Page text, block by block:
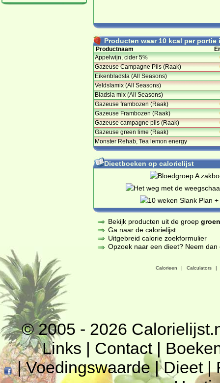
Producten waar 10 kcal per portie
Productnaam
Appelwijn, cider 5%
Gazeuse Campagne Pils (Raak)
Eikenbladsla (All Seasons)
Veldslamix (All Seasons)
Bladsla mix (All Seasons)
Gazeuse frambozen (Raak)
Gazeuse Frambozen (Raak)
Gazeuse campagne pils (Raak)
Gazeuse green lime (Raak)
Monster Rehab, Tea lemon energy
Dieetboeken op calorielijst
Bekijk producten uit de groep
Ga naar de calorielijst
Uitgebreid calorie zoekformulier
Opzoek naar een dieet? Neem
Calorieen | Calculators |
© 2005 - 2026
Links | Contact|
|Voedingswaarde|Dieet|